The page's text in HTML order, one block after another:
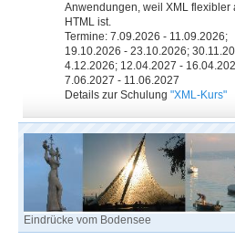
Anwendungen, weil XML flexibler
HTML ist.
Termine: 7.09.2026 - 11.09.2026;
19.10.2026 - 23.10.2026;
4.12.2026; 12.04.2027 -
7.06.2027 - 11.06.2027
Details zur Schulung "XML-Kurs"
Eindrücke vom Bodensee